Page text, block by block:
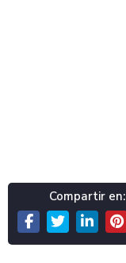
Compartir en: